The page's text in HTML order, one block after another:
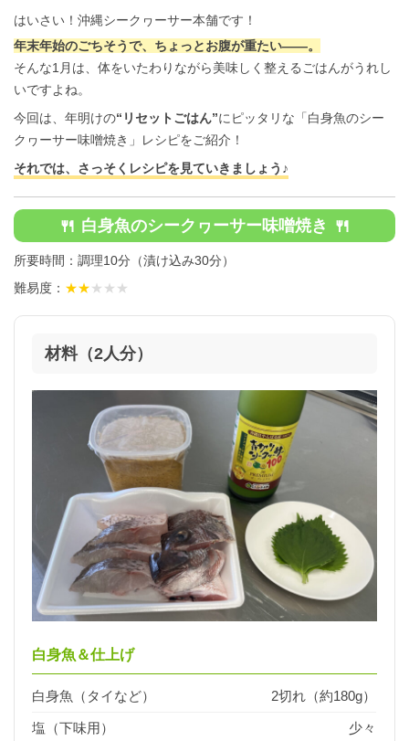
はいさい！沖縄シークヮーサー本舗です！
年末年始のごちそうで、ちょっとお腹が重たい——。
そんな1月は、体をいたわりながら美味しく整えるごはんがうれし
いですよね。
今回は、年明けの“リセットごはん”にピッタリな「白身魚のシー
クヮーサー味噌焼き」レシピをご紹介！
それでは、さっそくレシピを見ていきましょう♪
🍴 白身魚のシークヮーサー味噌焼き 🍴
所要時間：調理10分（漬け込み30分）
難易度： ★★★★★
材料（2人分）
白身魚＆仕上げ
白身魚（タイなど） 2切れ（約180g）
塩（下味用） 少々